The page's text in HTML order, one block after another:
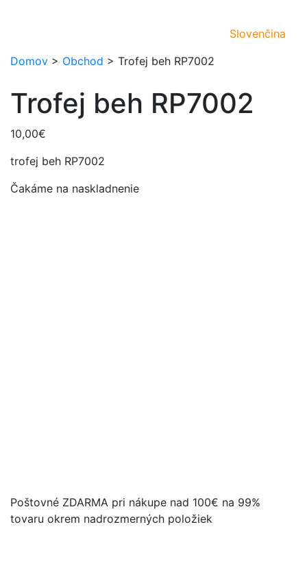
Slovenčina
Domov > Obchod > Trofej beh RP7002
Trofej beh RP7002
10,00€
trofej beh RP7002
Čakáme na naskladnenie
Poštovné ZDARMA pri nákupe nad 100€ na 99%
tovaru okrem nadrozmerných položiek